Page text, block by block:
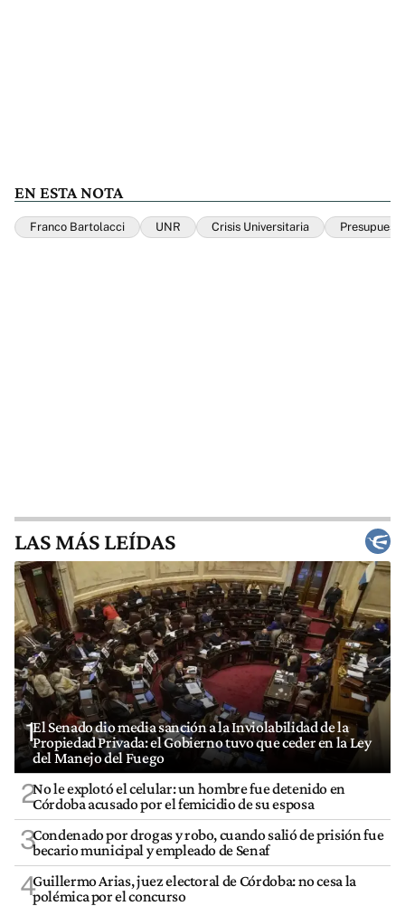
EN ESTA NOTA
Franco Bartolacci UNR Crisis Universitaria
LAS MÁS LEÍDAS
1El Senado dio media sanción a la Inviolabilidad de la
Propiedad Privada: el Gobierno tuvo que ceder en la Ley
del Manejo del Fuego
2No le explotó el celular: un hombre fue detenido en
Córdoba acusado por el femicidio de su esposa
3Condenado por drogas y robo, cuando salió de prisión fue
becario municipal y empleado de Senaf
4Guillermo Arias, juez electoral de Córdoba: no cesa la
polémica por el concurso